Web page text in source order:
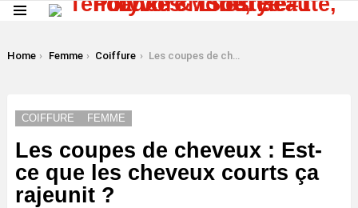
You are here:
Home Femme Coiffure Les coupes de cheveux : Est-ce que les cheveux courts ça rajeunit ?
COIFFURE FEMME
Les coupes de cheveux : Est-
ce que les cheveux courts ça
rajeunit ?